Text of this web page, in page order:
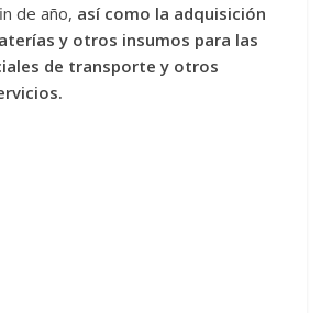
de año, así como la adquisición
y otros insumos para las
de transporte y otros